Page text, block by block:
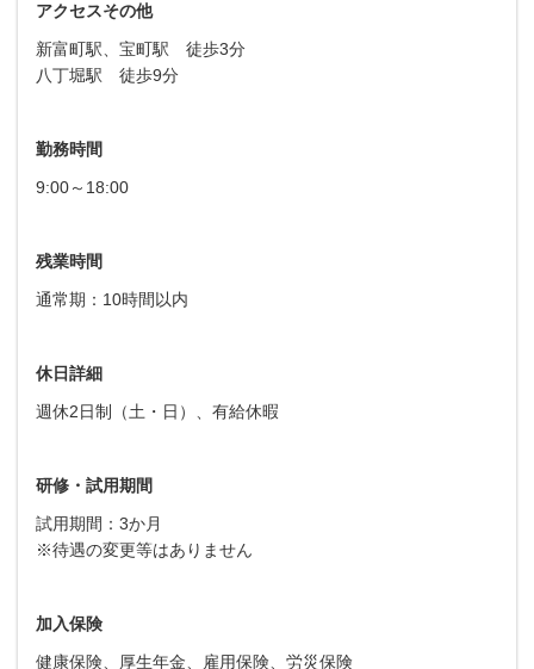
アクセスその他
新富町駅、宝町駅 徒歩3分
八丁堀駅 徒歩9分
勤務時間
9:00～18:00
残業時間
通常期：10時間以内
休日詳細
週休2日制（土・日）、有給休暇
研修・試用期間
試用期間：3か月
※待遇の変更等はありません
加入保険
健康保険、厚生年金、雇用保険、労災保険